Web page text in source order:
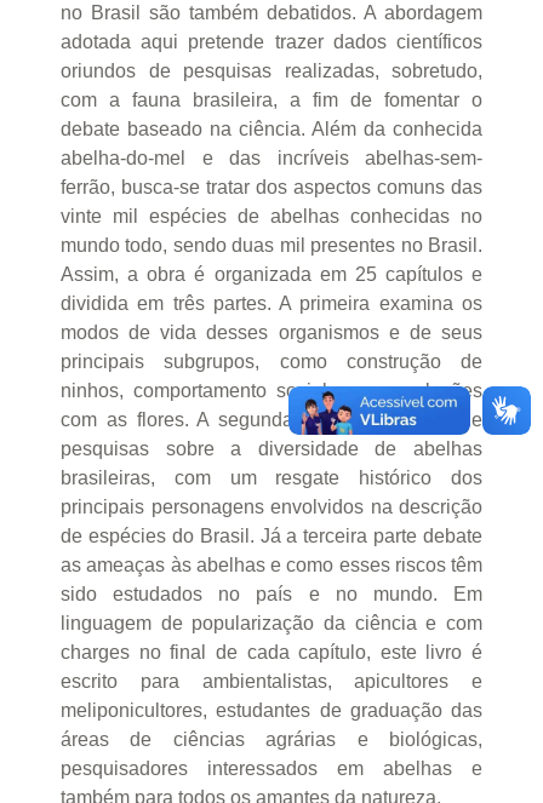
no Brasil são também debatidos. A abordagem
adotada aqui pretende trazer dados científicos
oriundos de pesquisas realizadas, sobretudo,
com a fauna brasileira, a fim de fomentar o
debate baseado na ciência. Além da conhecida
abelha-do-mel e das incríveis abelhas-sem-
ferrão, busca-se tratar dos aspectos comuns das
vinte mil espécies de abelhas conhecidas no
mundo todo, sendo duas mil presentes no Brasil.
Assim, a obra é organizada em 25 capítulos e
dividida em três partes. A primeira examina os
modos de vida desses organismos e de seus
principais subgrupos, como construção de
ninhos, comportamento social e suas relações
com as flores. A segunda tematiza o início de
pesquisas sobre a diversidade de abelhas
brasileiras, com um resgate histórico dos
principais personagens envolvidos na descrição
de espécies do Brasil. Já a terceira parte debate
as ameaças às abelhas e como esses riscos têm
sido estudados no país e no mundo. Em
linguagem de popularização da ciência e com
charges no final de cada capítulo, este livro é
escrito para ambientalistas, apicultores e
meliponicultores, estudantes de graduação das
áreas de ciências agrárias e biológicas,
pesquisadores interessados em abelhas e
também para todos os amantes da natureza.